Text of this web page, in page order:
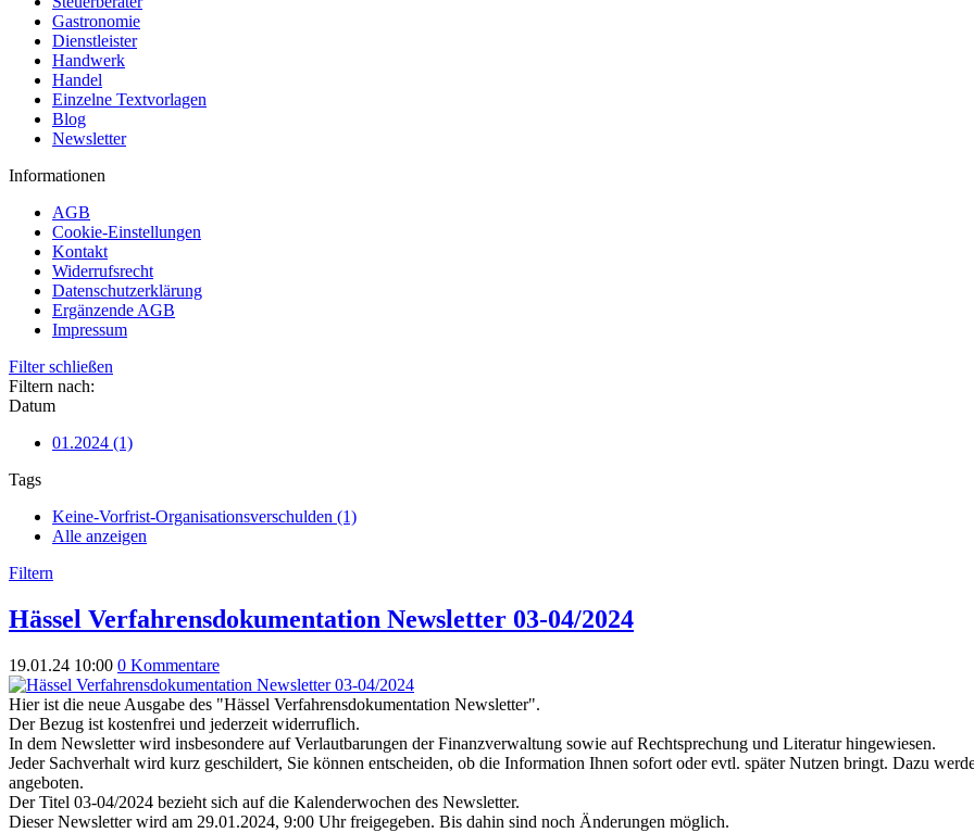
Gastronomie
Dienstleister
Handwerk
Handel
Einzelne Textvorlagen
Blog
Newsletter
Informationen
AGB
Cookie-Einstellungen
Kontakt
Widerrufsrecht
Datenschutzerklärung
Ergänzende AGB
Impressum
Filter schließen
Filtern nach:
Datum
01.2024 (1)
Tags
Keine-Vorfrist-Organisationsverschulden (1)
Alle anzeigen
Filtern
Hässel Verfahrensdokumentation Newsletter 03-04/2024
19.01.24 10:00 0 Kommentare
Hier ist die neue Ausgabe des "Hässel Verfahrensdokumentation Newsletter".
Der Bezug ist kostenfrei und jederzeit widerruflich.
In dem Newsletter wird insbesondere auf Verlautbarungen der Finanzverwaltung sowie auf Rechtsprechung und Literatur hingewiesen.
Jeder Sachverhalt wird kurz geschildert, Sie können entscheiden, ob die Information Ihnen sofort oder evtl. später Nutzen bringt. Dazu
angeboten.
Der Titel 03-04/2024 bezieht sich auf die Kalenderwochen des Newsletter.
Dieser Newsletter wird am 29.01.2024, 9:00 Uhr freigegeben. Bis dahin sind noch Änderungen möglich.